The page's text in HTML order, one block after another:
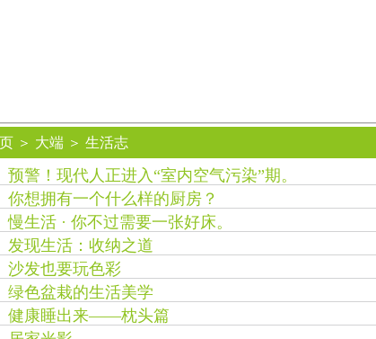
＞ 大端＞ 生活志
预警！现代人正进入“室内空气污染”期。
你想拥有一个什么样的厨房？
慢生活 · 你不过需要一张好床。
发现生活：收纳之道
沙发也要玩色彩
绿色盆栽的生活美学
健康睡出来——枕头篇